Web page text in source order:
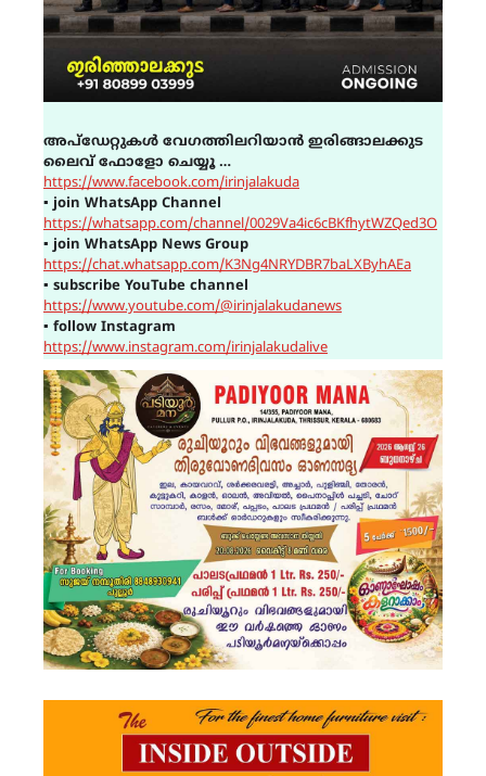
അപ്ഡേറ്റുകൾ വേഗത്തിലറിയാൻ ഇരിങ്ങാലക്കുട
ലൈവ് ഫോളോ ചെയ്യൂ …
https://www.facebook.com/irinjalakuda
▪ join WhatsApp Channel
https://whatsapp.com/channel/0029Va4ic6cBKfhytWZQed3O
▪ join WhatsApp News Group
https://chat.whatsapp.com/K3Ng4NRYDBR7baLXByhAEa
▪ subscribe YouTube channel
https://www.youtube.com/@irinjalakudanews
▪ follow Instagram
https://www.instagram.com/irinjalakudalive